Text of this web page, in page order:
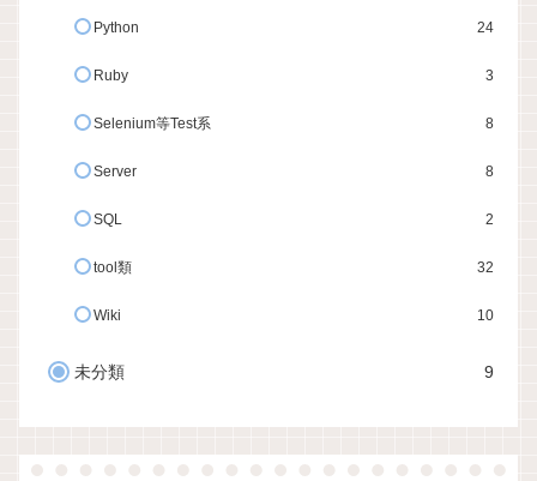
Python 24
Ruby 3
Selenium等Test系 8
Server 8
SQL 2
tool類 32
Wiki 10
未分類 9